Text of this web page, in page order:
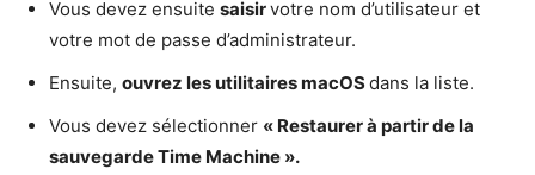
Vous devez ensuite saisirvotre nom d’utilisateur et
votre mot de passe d’administrateur.
Ensuite, ouvrez les utilitaires macOSdans la liste.
Vous devez sélectionner « Restaurer à partir de la
sauvegarde Time Machine ».